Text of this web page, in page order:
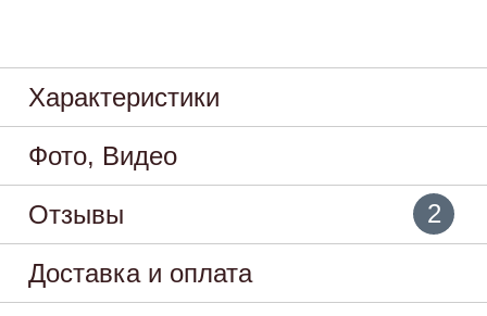
Характеристики
Фото, Видео
Отзывы
2
Доставка и оплата